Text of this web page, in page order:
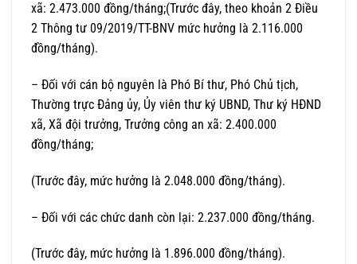
xã: 2.473.000 đồng/tháng;(Trước đây, theo khoản 2 Điều
2 Thông tư 09/2019/TT-BNV mức hưởng là 2.116.000
đồng/tháng).
– Đối với cán bộ nguyên là Phó Bí thư, Phó Chủ tịch,
Thường trực Đảng ủy, Ủy viên thư ký UBND, Thư ký HĐND
xã, Xã đội trưởng, Trưởng công an xã: 2.400.000
đồng/tháng;
(Trước đây, mức hưởng là 2.048.000 đồng/tháng).
– Đối với các chức danh còn lại: 2.237.000 đồng/tháng.
(Trước đây, mức hưởng là 1.896.000 đồng/tháng).